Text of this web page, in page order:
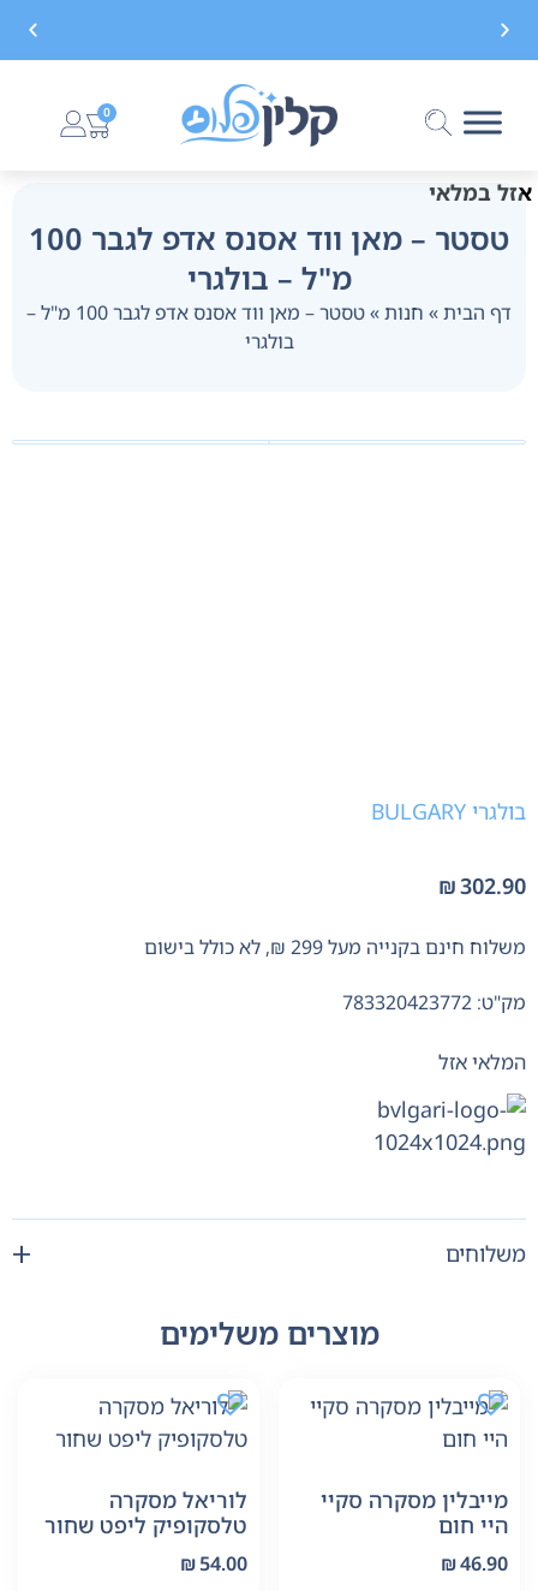
משלוח חינם בקנייה מעל 299 ₪, לא כולל בישום 0
אזל במלאי
טסטר – מאן ווד אסנס אדפ לגבר 100
מ"ל – בולגרי
דף הבית» חנות»
טסטר – מאן ווד אסנס אדפ לגבר 100 מ"ל –
בולגרי
בולגרי BULGARY
₪302.90
משלוח חינם בקנייה מעל 299 ₪, לא כולל בישום
מק"ט: 783320423772
המלאי אזל
משלוחים
מוצרים משלימים
מייבלין מסקרה סקיי
היי חום
₪46.90
לוריאל מסקרה
טלסקופיק ליפט שחור
₪54.00